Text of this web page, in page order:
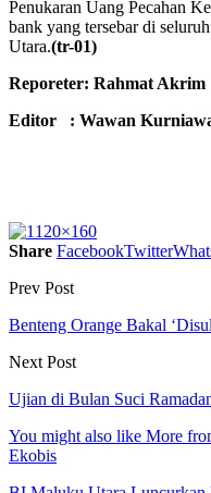
Penukaran Uang Pecahan
bank yang tersebar di
Utara.(tr-01)
Reporeter: Rahmat Akrim
Editor : Wawan
Share FacebookTwitter
Prev Post
Benteng Orange Bakal
Next Post
Ujian di Bulan Suci
You might also like More
Ekobis